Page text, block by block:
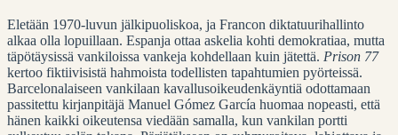
Eletään 1970-luvun jälkipuoliskoa, ja Francon diktatuurihallinto
alkaa olla lopuillaan. Espanja ottaa askelia kohti demokratiaa, mutta
täpötäysissä vankiloissa vankeja kohdellaan kuin jätettä. Prison 77
kertoo fiktiivisistä hahmoista todellisten tapahtumien pyörteissä.
Barcelonalaiseen vankilaan kavallusoikeudenkäyntiä odottamaan
passitettu kirjanpitäjä Manuel Gómez García huomaa nopeasti, että
hänen kaikki oikeutensa viedään samalla, kun vankilan portti